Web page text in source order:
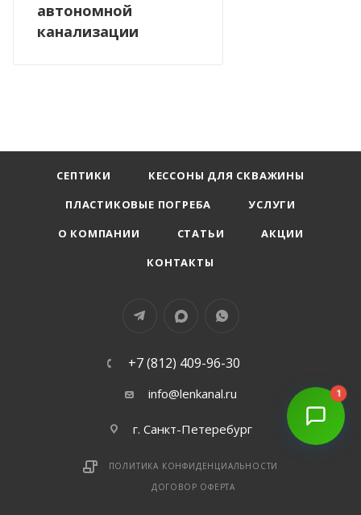
автономной
канализации
СЕПТИКИ
КЕССОНЫ ДЛЯ СКВАЖИНЫ
ПЛАСТИКОВЫЕ ПОГРЕБА
УСЛУГИ
О КОМПАНИИ
СТАТЬИ
АКЦИИ
КОНТАКТЫ
+7 (812) 409-96-30
info@lenkanal.ru
г. Санкт-Петеребург
ПОЛИТИКА КОНФИДЕНЦИАЛЬНОСТИ
ДОГОВОР ОФЕРТА
1